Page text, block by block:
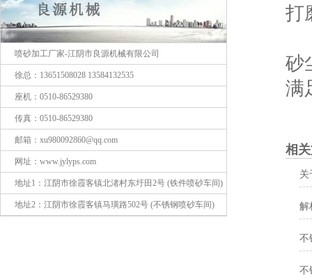
喷砂加工厂家-江阴市良源机械有限公司
徐总：13651508028 13584132535
座机：0510-86529380
传真：0510-86529380
邮箱：xu980092860@qq.com
网址：www.jylyps.com
地址1：江阴市徐霞客镇北渚村东圩田2号 (铁件喷砂车间)
地址2：江阴市徐霞客镇马璜路502号 (不锈钢喷砂车间)
打
砂
满
相
关
解
不
不